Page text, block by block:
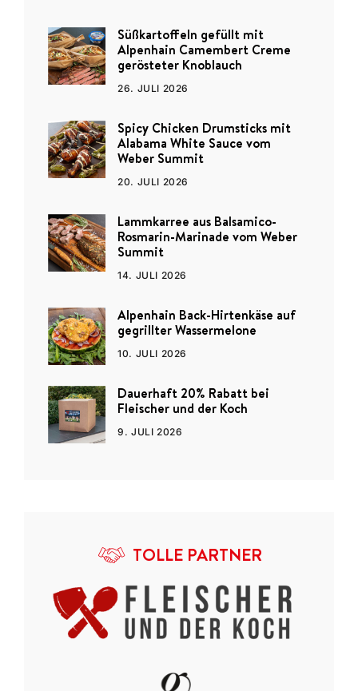
Süßkartoffeln gefüllt mit
Alpenhain Camembert Creme
gerösteter Knoblauch
26. JULI 2026
Spicy Chicken Drumsticks mit
Alabama White Sauce vom
Weber Summit
20. JULI 2026
Lammkarree aus Balsamico-
Rosmarin-Marinade vom Weber
Summit
14. JULI 2026
Alpenhain Back-Hirtenkäse auf
gegrillter Wassermelone
10. JULI 2026
Dauerhaft 20% Rabatt bei
Fleischer und der Koch
9. JULI 2026
TOLLE PARTNER